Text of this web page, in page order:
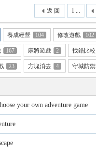
1 ...
返 回
養成經營 104 修改遊戲 102
167 麻將遊戲 2 找錯比較
23 方塊消去 4 守城防禦
your own adventure game